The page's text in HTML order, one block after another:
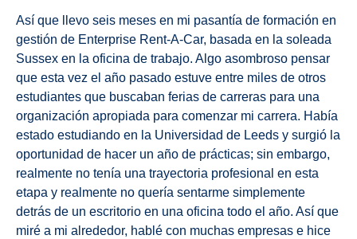
Así que llevo seis meses en mi pasantía de formación en
gestión de Enterprise Rent-A-Car, basada en la soleada
Sussex en la oficina de trabajo. Algo asombroso pensar
que esta vez el año pasado estuve entre miles de otros
estudiantes que buscaban ferias de carreras para una
organización apropiada para comenzar mi carrera. Había
estado estudiando en la Universidad de Leeds y surgió la
oportunidad de hacer un año de prácticas; sin embargo,
realmente no tenía una trayectoria profesional en esta
etapa y realmente no quería sentarme simplemente
detrás de un escritorio en una oficina todo el año. Así que
miré a mi alrededor, hablé con muchas empresas e hice